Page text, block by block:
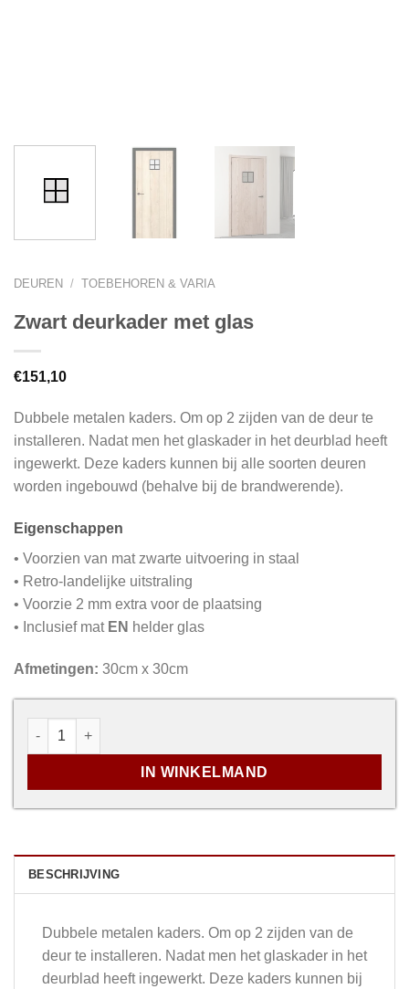
DEUREN / TOEBEHOREN & VARIA
Zwart deurkader met glas
€151,10
Dubbele metalen kaders. Om op 2 zijden van de deur te
installeren. Nadat men het glaskader in het deurblad heeft
ingewerkt. Deze kaders kunnen bij alle soorten deuren
worden ingebouwd (behalve bij de brandwerende).
Eigenschappen
• Voorzien van mat zwarte uitvoering in staal
• Retro-landelijke uitstraling
• Voorzie 2 mm extra voor de plaatsing
• Inclusief mat EN helder glas
Afmetingen: 30cm x 30cm
Zwart deurkader met glas aantal
IN WINKELMAND
BESCHRIJVING
Dubbele metalen kaders. Om op 2 zijden van de
deur te installeren. Nadat men het glaskader in het
deurblad heeft ingewerkt. Deze kaders kunnen bij